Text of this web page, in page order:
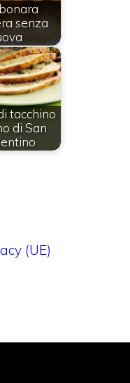
senza
tacchino
di San
(UE)